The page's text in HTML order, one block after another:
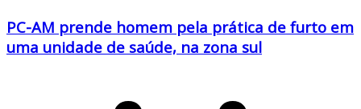
PC-AM prende homem pela prática de furto em
uma unidade de saúde, na zona sul